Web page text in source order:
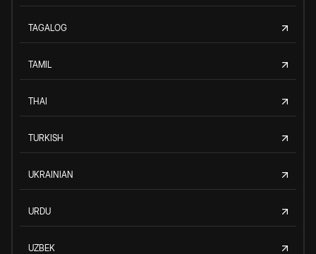
TAGALOG
TAMIL
THAI
TURKISH
UKRAINIAN
URDU
UZBEK